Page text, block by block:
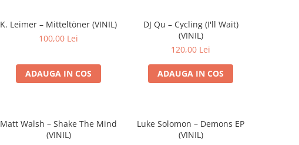
K. Leimer – Mitteltöner (VINIL)
100,00 Lei
ADAUGA IN COS
DJ Qu – Cycling (I'll Wait)
(VINIL)
120,00 Lei
ADAUGA IN COS
Matt Walsh – Shake The Mind
(VINIL)
Luke Solomon – Demons EP
(VINIL)